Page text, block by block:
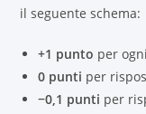
il seguente schema:
+1 punto per
0 punti per
−0,1 punti per